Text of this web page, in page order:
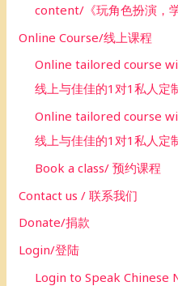
content/《玩角色扮演，
Online Course/线上课程
Online tailored course
线上与佳佳的1对1私人定
Online tailored course
线上与佳佳的1对1私人定
Book a class/ 预约课程
Contact us / 联系我们
Donate/捐款
Login/登陆
Login to Speak Chinese